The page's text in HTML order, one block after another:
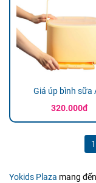
Giá úp bình sữa
320.000đ
1
Yokids Plaza mang